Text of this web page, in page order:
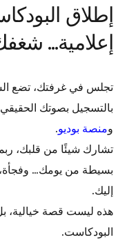
إطلاق
إعلامية…
تجلس في غرفتك، تضع
بالتسجيل بصوتك
ومنصة بوديو.
تشارك شيئًا من قلبك،
بسيطة من يومك…
إليك.
هذه ليست قصة خيالية،
البودكاست.